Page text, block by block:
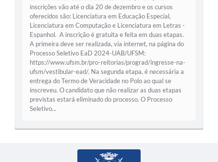
inscrições vão até o dia 20 de dezembro e os cursos
oferecidos são: Licenciatura em Educação Especial,
Licenciatura em Computação e Licenciatura em Letras -
Espanhol. A inscrição é gratuita e feita em duas etapas.
A primeira deve ser realizada, via internet, na página do
Processo Seletivo EaD 2024-UAB/UFSM:
https://www.ufsm.br/pro-reitorias/prograd/ingresse-na-
ufsm/vestibular-ead/. Na segunda etapa, é necessária a
entrega do Termo de Veracidade no Polo ao qual se
inscreveu. O candidato que não realizar as duas etapas
previstas estará eliminado do processo. O Processo
Seletivo...